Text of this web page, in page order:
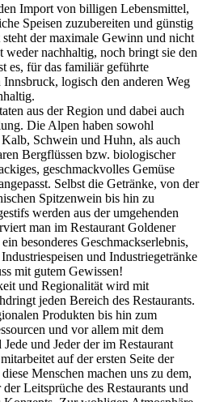
Import von billigen Lebensmittel,
Speisen zuzubereiten und günstig
der maximale Gewinn und nicht
weder nachhaltig, noch bringt sie den
es, für das familiär geführte
logisch den anderen Weg
aus der Region und dabei auch
Die Alpen haben sowohl
Schwein und Huhn, als auch
Bergflüssen bzw. biologischer
geschmackvolles Gemüse
Selbst die Getränke, von der
Spitzenwein bis hin zu
werden aus der umgehenden
man im Restaurant Goldener
besonderes Geschmackserlebnis,
und Industriegetränke
mit gutem Gewissen!
und Regionalität wird mit
jeden Bereich des Restaurants.
Produkten bis hin zum
und vor allem mit dem
und Jeder der im Restaurant
auf der ersten Seite der
Menschen machen uns zu dem,
Leitsprüche des Restaurants und